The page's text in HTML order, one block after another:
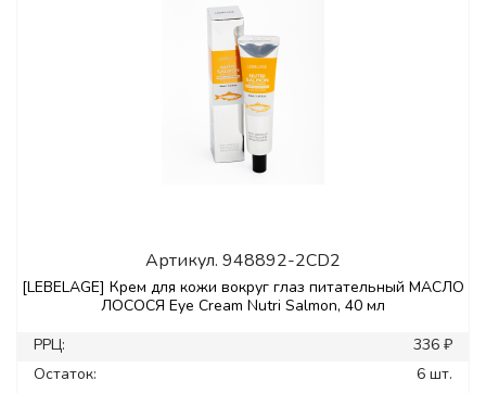
Артикул. 948892-2CD2
[LEBELAGE] Крем для кожи вокруг глаз питательный МАСЛО
ЛОСОСЯ Eye Cream Nutri Salmon, 40 мл
РРЦ:
336 ₽
Остаток:
6 шт.